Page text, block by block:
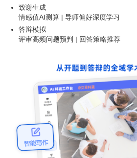
致谢生成
情感值AI测算 | 导师偏好深度学习
答辩模拟
评审高频问题预判 | 回答策略推荐